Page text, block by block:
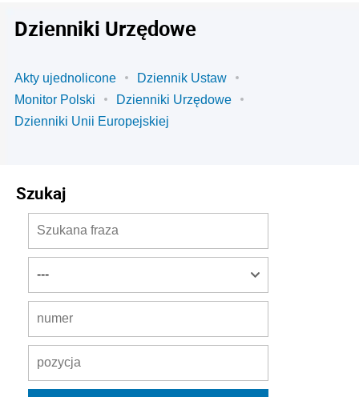
Dzienniki Urzędowe
Akty ujednolicone
Dziennik Ustaw
Monitor Polski
Dzienniki Urzędowe
Dzienniki Unii Europejskiej
Szukaj